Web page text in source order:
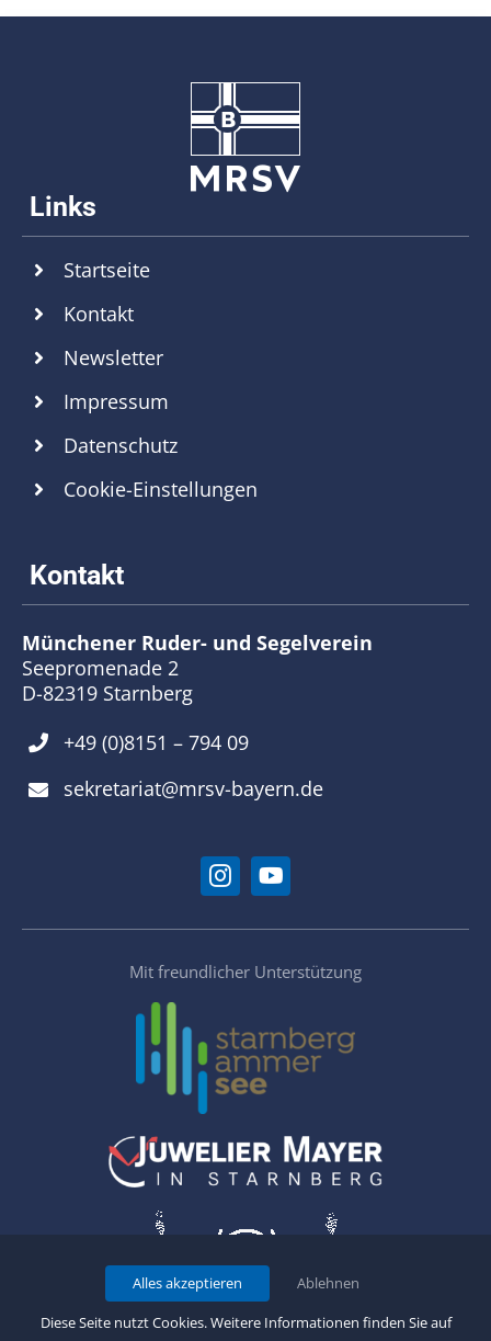
Münchener Ruder- und Segelverein
Seepromenade 2
D-82319 Starnberg
+49 (0)8151 – 794 09
sekretariat@mrsv-bayern.de
Startseite
Kontakt
Newsletter
Impressum
Datenschutz
Cookie-Einstellungen
Mit freundlicher Unterstützung
Diese Seite nutzt Cookies. Weitere Informationen finden Sie auf
Alles akzeptieren Ablehnen